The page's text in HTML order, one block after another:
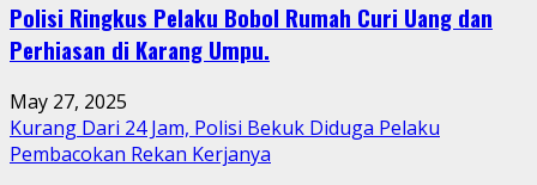
Polisi Ringkus Pelaku Bobol Rumah Curi Uang dan
Perhiasan di Karang Umpu.
May 27, 2025
Kurang Dari 24 Jam, Polisi Bekuk Diduga Pelaku
Pembacokan Rekan Kerjanya